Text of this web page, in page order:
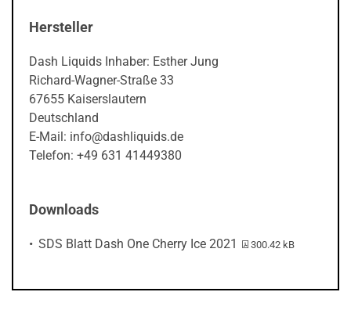
Hersteller
Dash Liquids Inhaber: Esther Jung
Richard-Wagner-Straße 33
67655 Kaiserslautern
Deutschland
E-Mail: info@dashliquids.de
Telefon: +49 631 41449380
Downloads
SDS Blatt Dash One Cherry Ice 2021 PDF-Datei:
300.42 kB